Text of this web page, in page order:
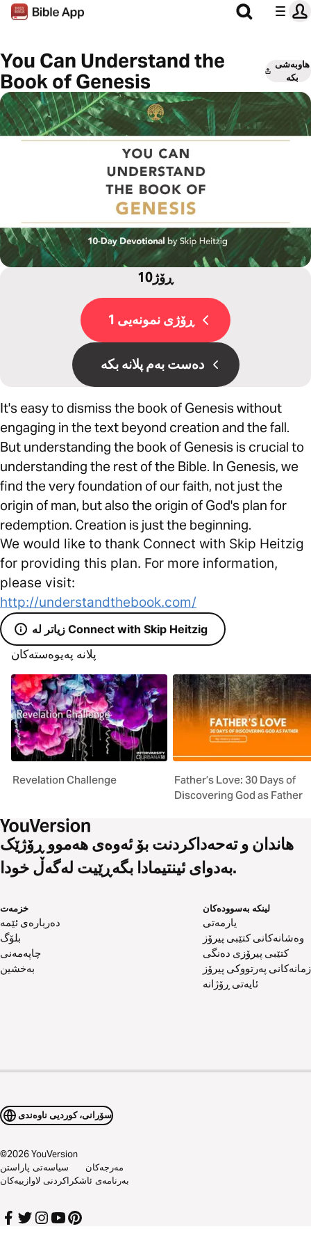
You Can Understand the
Book of Genesis
هاوبەشی
بکە
10ڕۆژ
ڕۆژی نمونەیی 1
دەست بەم پلانە بکە
It's easy to dismiss the book of Genesis without
engaging in the text beyond creation and the fall.
But understanding the book of Genesis is crucial to
understanding the rest of the Bible. In Genesis, we
find the very foundation of our faith, not just the
origin of man, but also the origin of God's plan for
redemption. Creation is just the beginning.
We would like to thank Connect with Skip Heitzig
for providing this plan. For more information,
please visit:
http://understandthebook.com/
زیاتر لە Connect with Skip Heitzig
پلانە پەیوەستەکان
Revelation Challenge
Father’s Love: 30 Days of
Discovering God as Father
هاندان و تەحەداکردنت بۆ ئەوەی هەموو ڕۆژێک
بەدوای ئینتیمادا بگەڕێیت لەگەڵ خودا.
خزمەت
دەربارەی ئێمە
بلۆگ
چاپەمەنی
بەخشین
لینکە بەسوودەکان
یارمەتی
وەشانەکانی کتێبی پیرۆز
کتێبی پیرۆزی دەنگی
زمانەکانی پەرتووکی پیرۆز
ئایەتی ڕۆژانە
سۆرانی، کوردیی ناوەندی
©2026YouVersion
سیاسەتی پاراستن
مەرجەکان
بەرنامەی ئاشکراکردنی لاوازییەکان